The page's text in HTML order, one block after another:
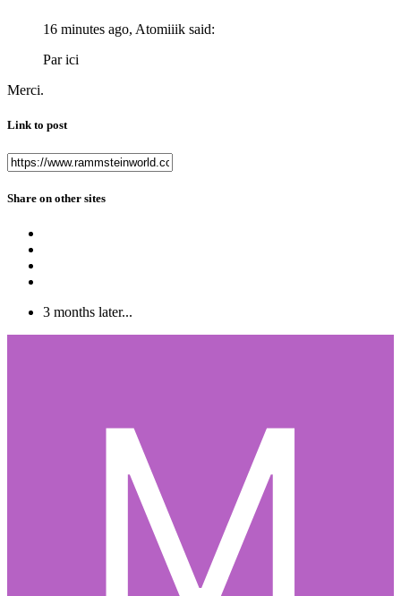
16 minutes ago, Atomiiik said:
Par ici
Merci.
Link to post
Share on other sites
3 months later...